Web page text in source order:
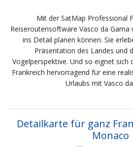
Mit der SatMap Professional
Reiseroutensoftware Vasco da Gama
ins Detail planen können. Sie
Präsentation des Landes und
Vogelperspektive. Und so eignet sich
Frankreich hervorragend für eine
Urlaubs mit Vasco
Detailkarte für ganz
Monaco